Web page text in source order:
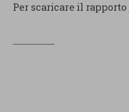
Per scaricare il rapporto